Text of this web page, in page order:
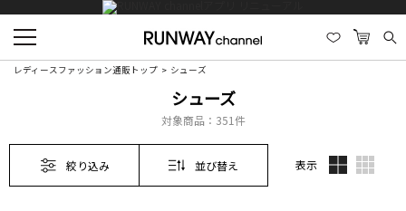
レディースファッション通販トップ シューズ
シューズ
対象商品： 351件
絞り込み 並び替え 表示